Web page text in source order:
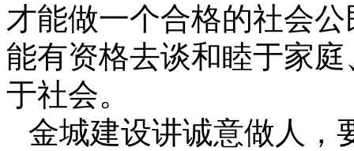
才能做一个合格的社会
能有资格去谈和睦于家
于社会。
金城建设讲诚意做人，